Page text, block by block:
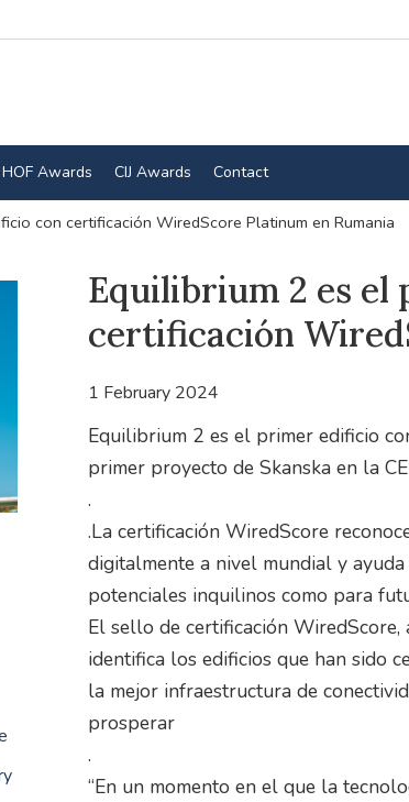
HOF Awards CIJ Awards Contact
con certificación WiredScore Platinum en Rumania
Equilibrium 2 es
certificación
1 February 2024
Equilibrium 2 es el primer edificio
primer proyecto de Skanska en la
.
.La certificación WiredScore
digitalmente a nivel mundial y
potenciales inquilinos como para
El sello de certificación
identifica los edificios que han sido
la mejor infraestructura de
prosperar
.
“En un momento en el que la